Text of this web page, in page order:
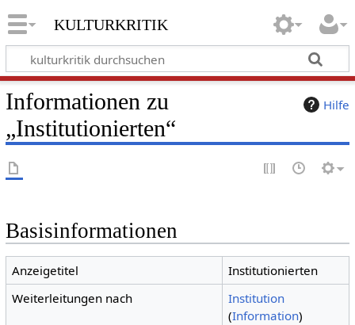
kulturkritik
Hilfe
Informationen zu
„Institutionierten“
Basisinformationen
Anzeigetitel
Institutionierten
Weiterleitungen nach
Institution
(Information)